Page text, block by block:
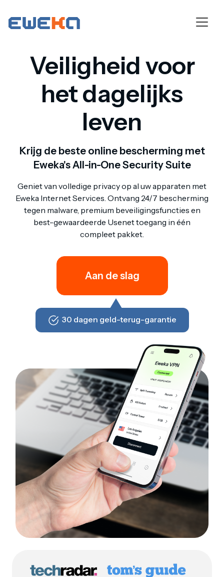
Veiligheid voor
het dagelijks
leven
Krijg de beste online bescherming met
Eweka's All-in-One Security Suite
Geniet van volledige privacy op al uw apparaten met
Eweka Internet Services. Ontvang 24/7 bescherming
tegen malware, premium beveiligingsfuncties en
best-gewaardeerde Usenet toegang in één
compleet pakket.
Aan de slag
30 dagen geld-terug-garantie